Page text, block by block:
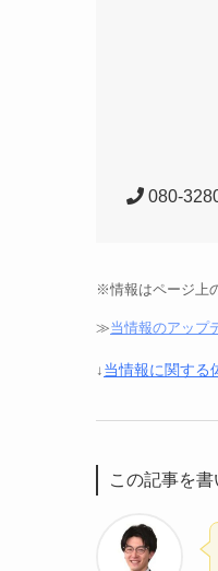
080-
※情報はページ上
≫当情報のアップ
↓ 当情報に関する
この記事を書